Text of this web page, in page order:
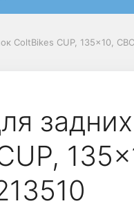
ColtBikes CUP, 135x10,